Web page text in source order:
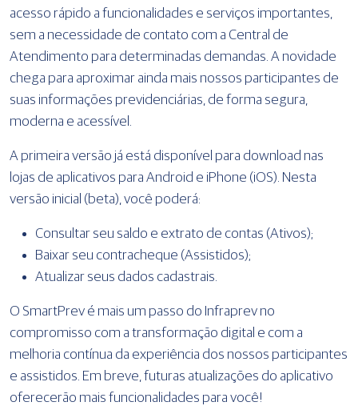
acesso rápido a funcionalidades e serviços importantes,
sem a necessidade de contato com a Central de
Atendimento para determinadas demandas. A novidade
chega para aproximar ainda mais nossos participantes de
suas informações previdenciárias, de forma segura,
moderna e acessível.
A primeira versão já está disponível para download nas
lojas de aplicativos para Android e iPhone (iOS). Nesta
versão inicial (beta), você poderá:
Consultar seu saldo e extrato de contas (Ativos);
Baixar seu contracheque (Assistidos);
Atualizar seus dados cadastrais.
O SmartPrev é mais um passo do Infraprev no
compromisso com a transformação digital e com a
melhoria contínua da experiência dos nossos participantes
e assistidos. Em breve, futuras atualizações do aplicativo
oferecerão mais funcionalidades para você!